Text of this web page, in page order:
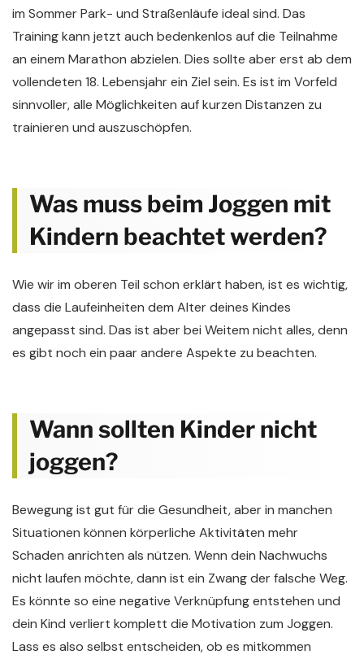
im Sommer Park- und Straßenläufe ideal sind. Das
Training kann jetzt auch bedenkenlos auf die Teilnahme
an einem Marathon abzielen. Dies sollte aber erst ab dem
vollendeten 18. Lebensjahr ein Ziel sein. Es ist im Vorfeld
sinnvoller, alle Möglichkeiten auf kurzen Distanzen zu
trainieren und auszuschöpfen.
Was muss beim Joggen mit
Kindern beachtet werden?
Wie wir im oberen Teil schon erklärt haben, ist es wichtig,
dass die Laufeinheiten dem Alter deines Kindes
angepasst sind. Das ist aber bei Weitem nicht alles, denn
es gibt noch ein paar andere Aspekte zu beachten.
Wann sollten Kinder nicht
joggen?
Bewegung ist gut für die Gesundheit, aber in manchen
Situationen können körperliche Aktivitäten mehr
Schaden anrichten als nützen. Wenn dein Nachwuchs
nicht laufen möchte, dann ist ein Zwang der falsche Weg.
Es könnte so eine negative Verknüpfung entstehen und
dein Kind verliert komplett die Motivation zum Joggen.
Lass es also selbst entscheiden, ob es mitkommen